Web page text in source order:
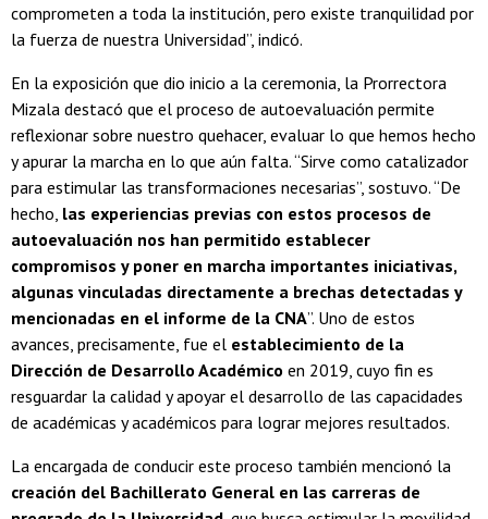
comprometen a toda la institución, pero existe tranquilidad por
la fuerza de nuestra Universidad”, indicó.
En la exposición que dio inicio a la ceremonia, la Prorrectora
Mizala destacó que el proceso de autoevaluación permite
reflexionar sobre nuestro quehacer, evaluar lo que hemos hecho
y apurar la marcha en lo que aún falta. “Sirve como catalizador
para estimular las transformaciones necesarias”, sostuvo. “De
hecho, las experiencias previas con estos procesos de
autoevaluación nos han permitido establecer
compromisos y poner en marcha importantes iniciativas,
algunas vinculadas directamente a brechas detectadas y
mencionadas en el informe de la CNA”. Uno de estos
avances, precisamente, fue el establecimiento de la
Dirección de Desarrollo Académico en 2019, cuyo fin es
resguardar la calidad y apoyar el desarrollo de las capacidades
de académicas y académicos para lograr mejores resultados.
La encargada de conducir este proceso también mencionó la
creación del Bachillerato General en las carreras de